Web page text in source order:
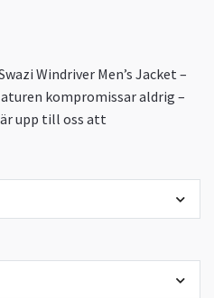
Windriver Men’s Jacket –
kompromissar aldrig –
upp till oss att